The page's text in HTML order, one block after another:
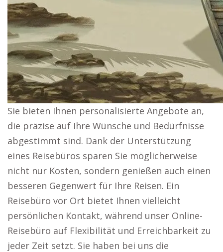
Sie bieten Ihnen personalisierte Angebote an,
die präzise auf Ihre Wünsche und Bedürfnisse
abgestimmt sind. Dank der Unterstützung
eines Reisebüros sparen Sie möglicherweise
nicht nur Kosten, sondern genießen auch einen
besseren Gegenwert für Ihre Reisen. Ein
Reisebüro vor Ort bietet Ihnen vielleicht
persönlichen Kontakt, während unser Online-
Reisebüro auf Flexibilität und Erreichbarkeit zu
jeder Zeit setzt. Sie haben bei uns die